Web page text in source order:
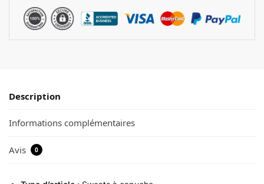
Description
Informations complémentaires
Avis 0